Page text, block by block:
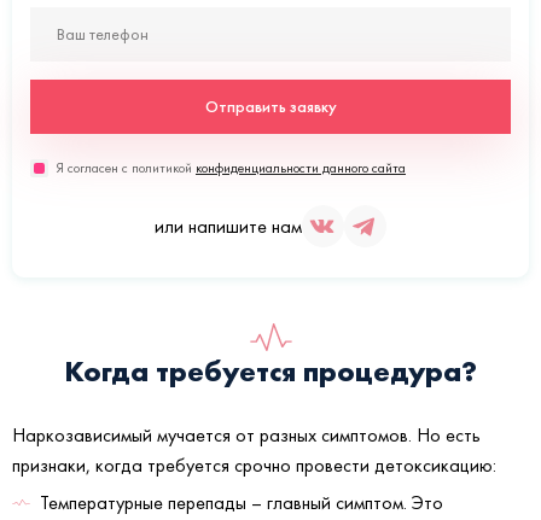
Отправить заявку
Я согласен с политикой конфиденциальности данного сайта
или напишите нам
Когда требуется процедура?
Наркозависимый мучается от разных симптомов. Но есть
признаки, когда требуется срочно провести детоксикацию:
Температурные перепады – главный симптом. Это